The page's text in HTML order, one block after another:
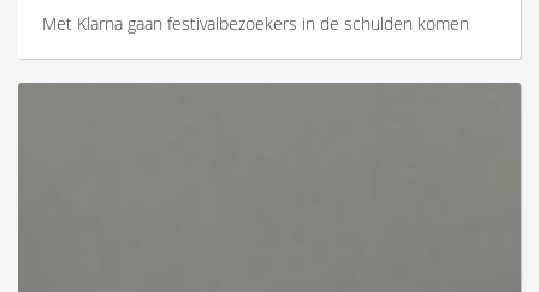
Met Klarna gaan festivalbezoekers in de schulden komen